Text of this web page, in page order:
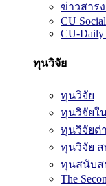
ข่าวสาร
CU
CU-Daily
ทุนวิจัย
ทุนวิจัย
ทุนวิจัยใ
ทุนวิจัยต่
ทุนวิจัย ส
ทุนสนับส
The